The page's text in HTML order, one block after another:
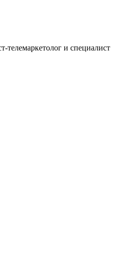
телемаркетолог и специалист